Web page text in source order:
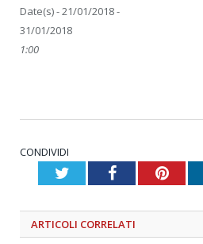
Date(s) - 21/01/2018 -
31/01/2018
1:00
CONDIVIDI
TwitterFacebook
ARTICOLI CORRELATI